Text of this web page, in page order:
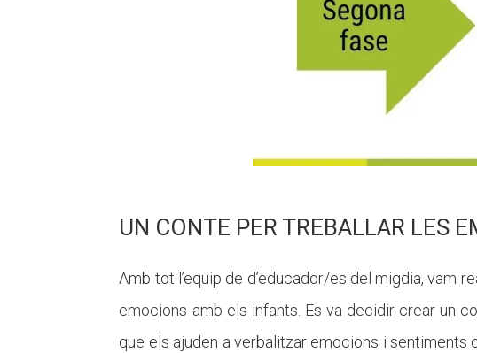
UN CONTE PER TREBALLAR LES
Amb tot l’equip de d’educador/es del migdia, vam
emocions amb els infants. Es va decidir crear un
que els ajuden a verbalitzar emocions i